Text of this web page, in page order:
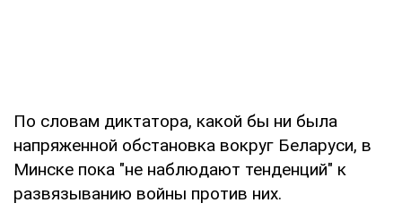
По словам диктатора, какой бы ни была
напряженной обстановка вокруг Беларуси, в
Минске пока "не наблюдают тенденций" к
развязыванию войны против них.